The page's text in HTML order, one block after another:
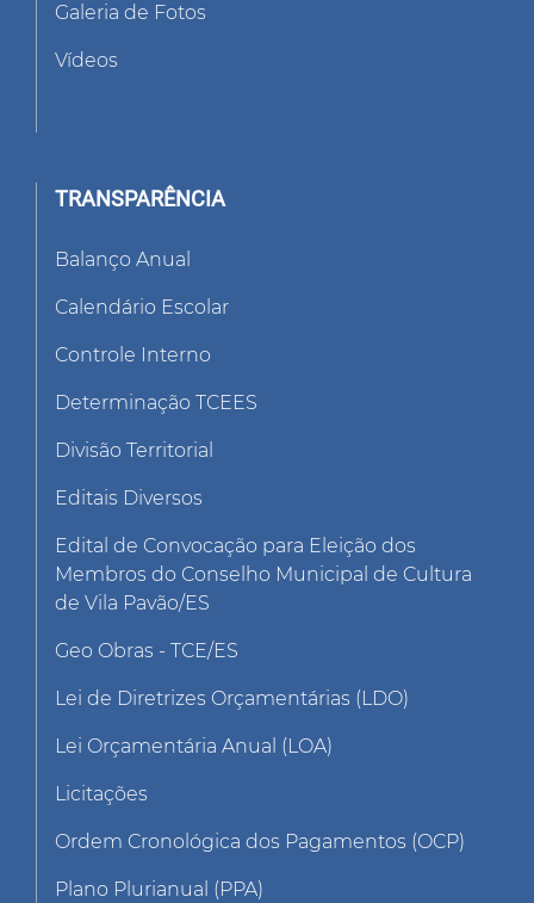
Galeria de Fotos
Vídeos
TRANSPARÊNCIA
Balanço Anual
Calendário Escolar
Controle Interno
Determinação TCEES
Divisão Territorial
Editais Diversos
Edital de Convocação para Eleição dos
Membros do Conselho Municipal de Cultura
de Vila Pavão/ES
Geo Obras - TCE/ES
Lei de Diretrizes Orçamentárias (LDO)
Lei Orçamentária Anual (LOA)
Licitações
Ordem Cronológica dos Pagamentos (OCP)
Plano Plurianual (PPA)